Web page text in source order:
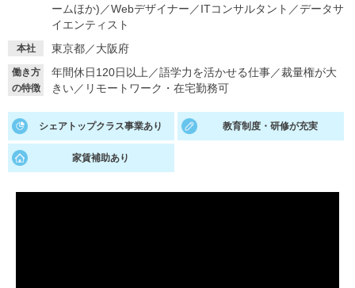
あなたに合う仕事を診断！ 動画で対策講座をチェック
就活ニュースペーパー
ームほか) ／Webデザイナー ／ITコンサルタント ／データサ
イエンティスト
本社 東京都／大阪府
働き方
の特徴
年間休日120日以上 ／語学力を活かせる仕事／裁量権が大
きい／ リモートワーク・在宅勤務可
シェアトップクラス事業あり 教育制度・研修が充実
家賃補助あり